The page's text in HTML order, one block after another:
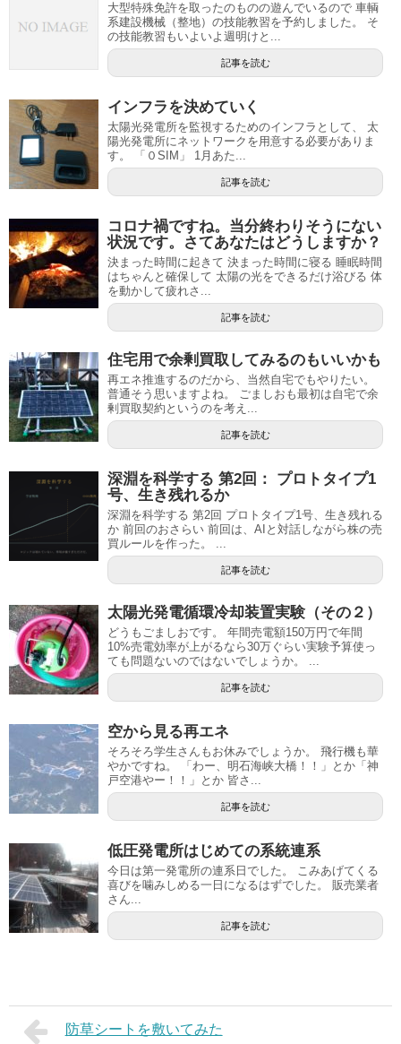
大型特殊免許を取ったのものの遊んでいるので 車輌
系建設機械（整地）の技能教習を予約しました。 そ
の技能教習もいよいよ週明けと...
記事を読む
インフラを決めていく
太陽光発電所を監視するためのインフラとして、 太
陽光発電所にネットワークを用意する必要がありま
す。 「０SIM」 1月あた...
記事を読む
コロナ禍ですね。当分終わりそうにない
状況です。さてあなたはどうしますか？
決まった時間に起きて 決まった時間に寝る 睡眠時間
はちゃんと確保して 太陽の光をできるだけ浴びる 体
を動かして疲れさ...
記事を読む
住宅用で余剰買取してみるのもいいかも
再エネ推進するのだから、当然自宅でもやりたい。
普通そう思いますよね。 ごましおも最初は自宅で余
剰買取契約というのを考え...
記事を読む
深淵を科学する 第2回： プロトタイプ1
号、生き残れるか
深淵を科学する 第2回 プロトタイプ1号、生き残れる
か 前回のおさらい 前回は、AIと対話しながら株の売
買ルールを作った。 ...
記事を読む
太陽光発電循環冷却装置実験（その２）
どうもごましおです。 年間売電額150万円で年間
10%売電効率が上がるなら30万ぐらい実験予算使っ
ても問題ないのではないでしょうか。 ...
記事を読む
空から見る再エネ
そろそろ学生さんもお休みでしょうか。 飛行機も華
やかですね。 「わー、明石海峡大橋！！」とか「神
戸空港やー！！」とか 皆さ...
記事を読む
低圧発電所はじめての系統連系
今日は第一発電所の連系日でした。 こみあげてくる
喜びを噛みしめる一日になるはずでした。 販売業者
さん...
記事を読む
防草シートを敷いてみた